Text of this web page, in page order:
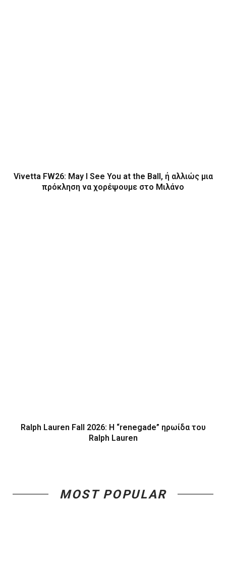
Vivetta FW26: May I See You at the Ball, ή αλλιώς μια
πρόκληση να χορέψουμε στο Μιλάνο
Ralph Lauren Fall 2026: Η “renegade” ηρωίδα του
Ralph Lauren
MOST POPULAR